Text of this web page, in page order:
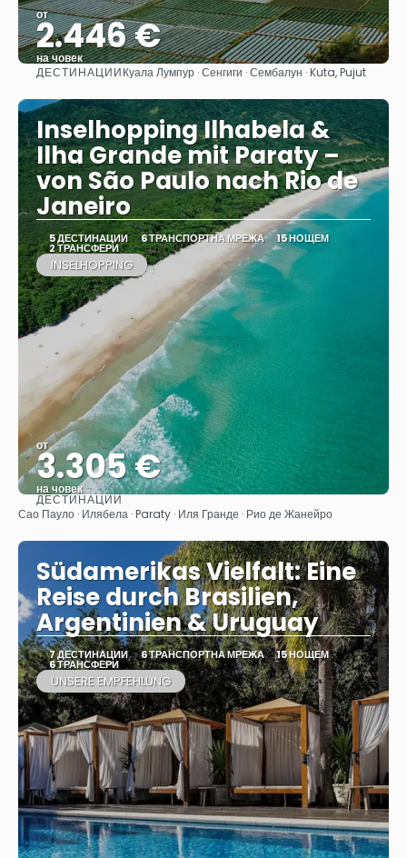
от
2.446 €
на човек
Вижте
ДЕСТИНАЦИИКуала Лумпур · Сенгиги · Сембалун · Kuta, Pujut
Inselhopping Ilhabela &
Ilha Grande mit Paraty –
von São Paulo nach Rio de
Janeiro
5 ДЕСТИНАЦИИ 6 ТРАНСПОРТНА МРЕЖА 15 НОЩЕМ
2 ТРАНСФЕРИ
INSELHOPPING
от
3.305 €
на човек
Вижте
ДЕСТИНАЦИИ
Сао Пауло · Илябела · Paraty · Иля Гранде · Рио де Жанейро
Südamerikas Vielfalt: Eine
Reise durch Brasilien,
Argentinien & Uruguay
7 ДЕСТИНАЦИИ 6 ТРАНСПОРТНА МРЕЖА 15 НОЩЕМ
6 ТРАНСФЕРИ
UNSERE EMPFEHLUNG